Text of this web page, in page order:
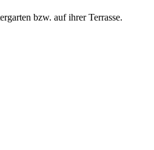
bzw. auf ihrer Terrasse.